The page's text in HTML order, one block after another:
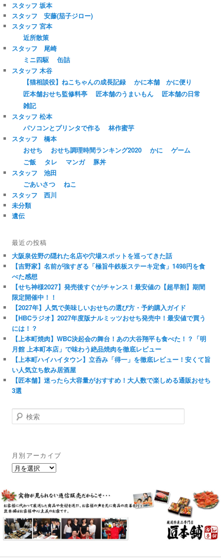
スタッフ 坂本
スタッフ 安藤(茄子ジロー)
スタッフ 宮本
近所散策
スタッフ 尾崎
ミニ四駆
缶詰
スタッフ 木谷
【猫相談役】ねこちゃんの成長記録
かに本舗 かに便り
匠本舗おせち監修料亭
匠本舗のうまいもん
匠本舗の日常
雑記
スタッフ 松本
パソコンとプリンタで作る
林作蜜芋
スタッフ 橋本
おせち
おせち調理時間ランキング2020 かに
ゲーム
ご飯
タレ マンガ
豚丼
スタッフ 池田
ごあいさつ
ねこ
スタッフ 西川
未分類
遺伝
最近の投稿
大阪泉佐野の隠れた名店や穴場スポットを巡ってきた話
【吉野家】名前が強すぎる「極旨牛鉄板ステーキ定食」1498円を食
べた感想
【せち神様2027】発売後すぐがチャンス！最安値の【超早割】期間
限定開催中！！
【2027年】人気で美味しいおせちの選び方・予約購入ガイド
【HBCラジオ】2027年度版ナルミッツおせち発売中！最安値で買う
には！？
【上本町焼肉】WBC決起会の舞台！あの大谷翔平も食べた！？「明
月館 上本町本店」で味わう絶品焼肉を徹底レビュー
【上本町ハイハイタウン】立呑み「得一」を徹底レビュー！安くて旨
い人気立ち飲み居酒屋
【匠本舗】迷ったら大容量がおすすめ！大人数で楽しめる通販おせち
3選
検
索
月別アーカイブ
月
ー
カ
イ
ブ